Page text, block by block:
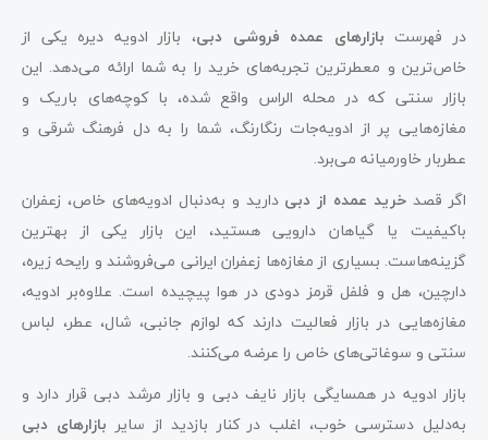
در فهرست بازارهای عمده فروشی دبی، بازار ادویه دیره یکی از
خاص‌ترین و معطرترین تجربه‌های خرید را به شما ارائه می‌دهد. این
بازار سنتی که در محله الراس واقع شده، با کوچه‌های باریک و
مغازه‌هایی پر از ادویه‌جات رنگارنگ، شما را به دل فرهنگ شرقی و
عطربار خاورمیانه می‌برد.
اگر قصد خرید عمده از دبی دارید و به‌دنبال ادویه‌های خاص، زعفران
باکیفیت یا گیاهان دارویی هستید، این بازار یکی از بهترین
گزینه‌هاست. بسیاری از مغازه‌ها زعفران ایرانی می‌فروشند و رایحه زیره،
دارچین، هل و فلفل قرمز دودی در هوا پیچیده است. علاوه‌بر ادویه،
مغازه‌هایی در بازار فعالیت دارند که لوازم جانبی، شال، عطر، لباس
سنتی و سوغاتی‌های خاص را عرضه می‌کنند.
بازار ادویه در همسایگی بازار نایف دبی و بازار مرشد دبی قرار دارد و
به‌دلیل دسترسی خوب، اغلب در کنار بازدید از سایر بازارهای دبی